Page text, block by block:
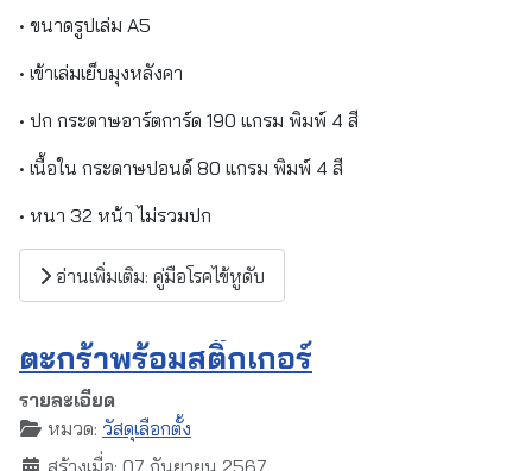
• ขนาดรูปเล่ม A5
• เข้าเล่มเย็บมุงหลังคา
• ปก กระดาษอาร์ตการ์ด 190 แกรม พิมพ์ 4 สี
• เนื้อใน กระดาษปอนด์ 80 แกรม พิมพ์ 4 สี
• หนา 32 หน้า ไม่รวมปก
อ่านเพิ่มเติม: คู่มือโรคไข้หูดับ
ตะกร้าพร้อมสติ๊กเกอร์
รายละเอียด
หมวด: วัสดุเลือกตั้ง